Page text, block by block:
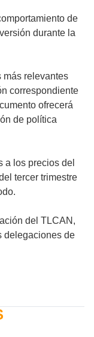
de
durante la
más relevantes
correspondiente
ofrecerá
de política
a los precios del
tercer trimestre
del TLCAN,
delegaciones de